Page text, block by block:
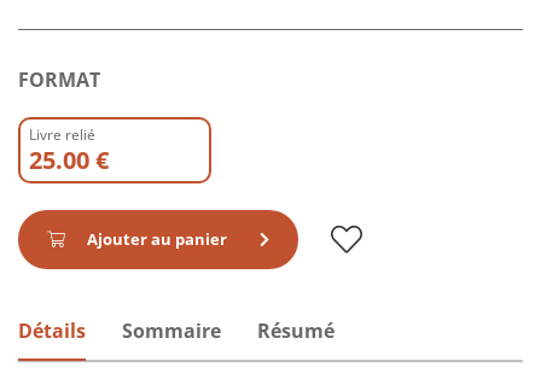
FORMAT
Livre relié
25.00 €
Ajouter au panier
Détails Sommaire Résumé